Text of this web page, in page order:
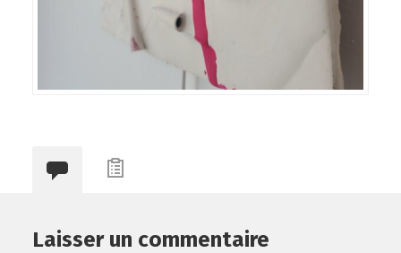
Laisser un commentaire